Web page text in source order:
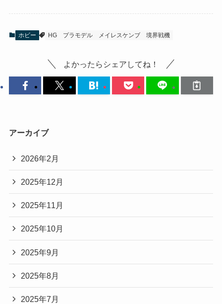
ホビー HG プラモデル メイレスケンブ 境界戦機
よかったらシェアしてね！
アーカイブ
2026年2月
2025年12月
2025年11月
2025年10月
2025年9月
2025年8月
2025年7月